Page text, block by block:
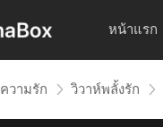
หน้าแรก
ความรัก วิวาห์พลั้งรัก